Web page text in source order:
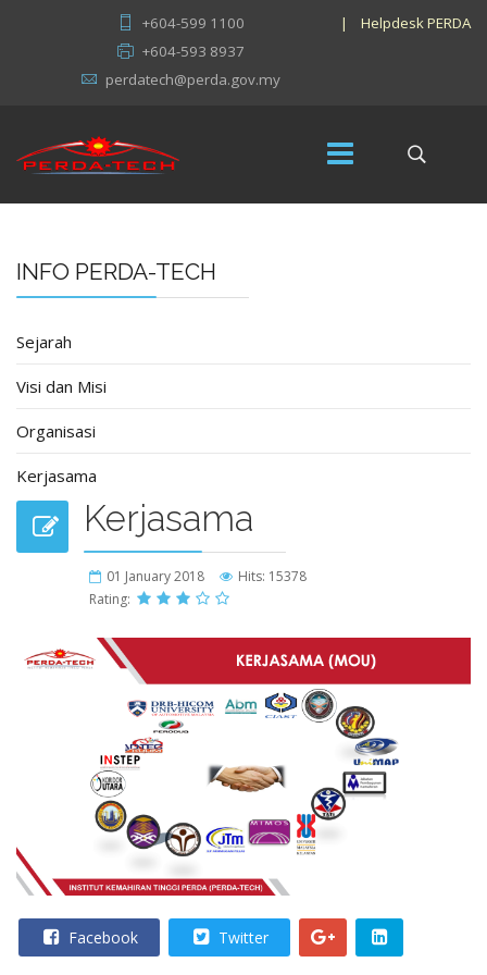
| Helpdesk PERDA
+604-599 1100
+604-593 8937
perdatech@perda.gov.my
INFO PERDA-TECH
Sejarah
Visi dan Misi
Organisasi
Kerjasama
Kerjasama
01 January 2018
Hits: 15378
Rating:
Facebook Twitter